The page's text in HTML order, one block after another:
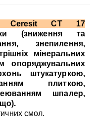
Ceresit СТ 17
(зниження та
знепилення,
мінеральних
опоряджувальних
штукатуркою,
плиткою,
шпалер,
смол.